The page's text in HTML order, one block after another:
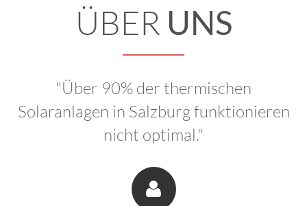
ÜBER UNS
"Über 90% der thermischen
Solaranlagen in Salzburg funktionieren
nicht optimal."